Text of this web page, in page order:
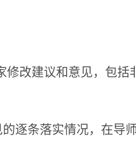
改建议和意见，包括
逐条落实情况，在导